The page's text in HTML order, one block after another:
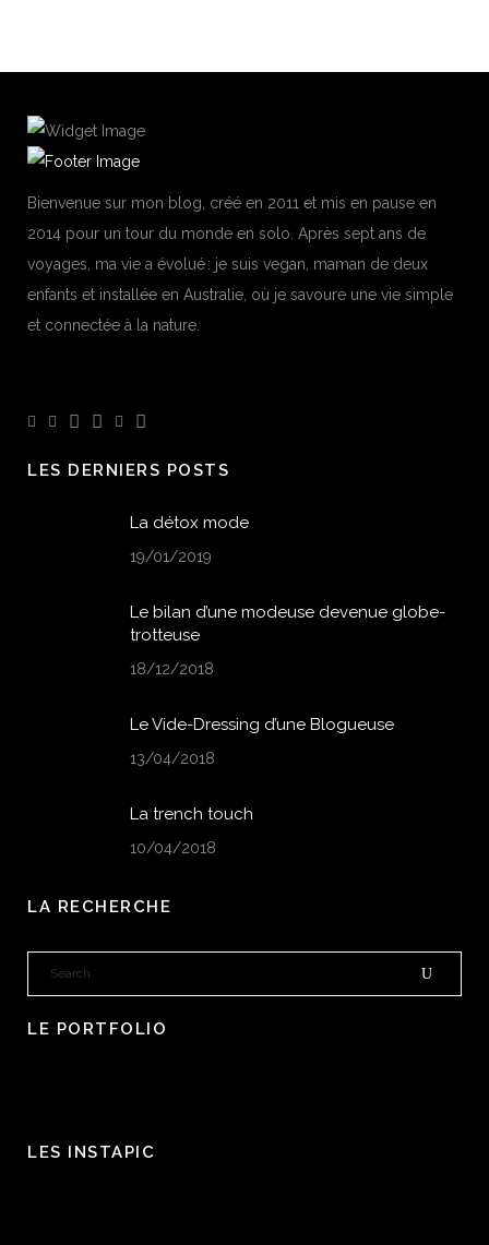
Bienvenue sur mon blog, créé en 2011 et mis en pause en
2014 pour un tour du monde en solo. Après sept ans de
voyages, ma vie a évolué : je suis vegan, maman de deux
enfants et installée en Australie, où je savoure une vie simple
et connectée à la nature.
LES DERNIERS POSTS
La détox mode
19/01/2019
Le bilan d’une modeuse devenue globe-
trotteuse
18/12/2018
Le Vide-Dressing d’une Blogueuse
13/04/2018
La trench touch
10/04/2018
LA RECHERCHE
LE PORTFOLIO
LES INSTAPIC